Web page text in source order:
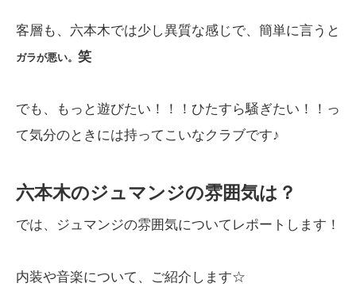
客層も、六本木では少し異質な感じで、簡単に言うと
ガラが悪い。 笑
でも、もっと遊びたい！！！ひたすら騒ぎたい！！っ
て気分のときには持ってこいなクラブです♪
六本木のジュマンジの雰囲気は？
では、ジュマンジの雰囲気についてレポートします！
内装や音楽について、ご紹介します☆